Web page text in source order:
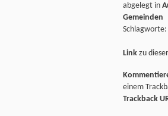
abgelegt in
Gemeinden
Schlagworte:
Link zu
einem
Trackback